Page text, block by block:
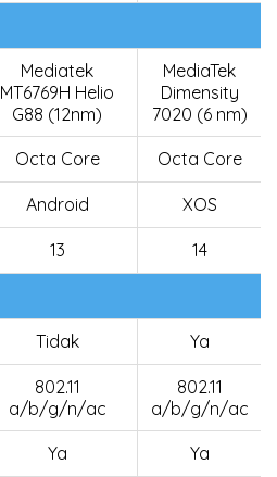
Mediatek
MT6769H Helio
G88 (12nm)
MediaTek
Dimensity
7020 (6 nm)
Octa Core Octa Core
Android XOS
13 14
Tidak Ya
802.11
a/b/g/n/ac
802.11
a/b/g/n/ac
Ya Ya